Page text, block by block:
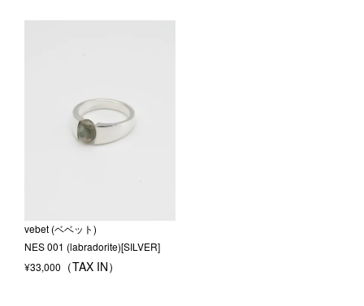
vebet (ベベット)
NES 001 (labradorite)[SILVER]
¥33,000